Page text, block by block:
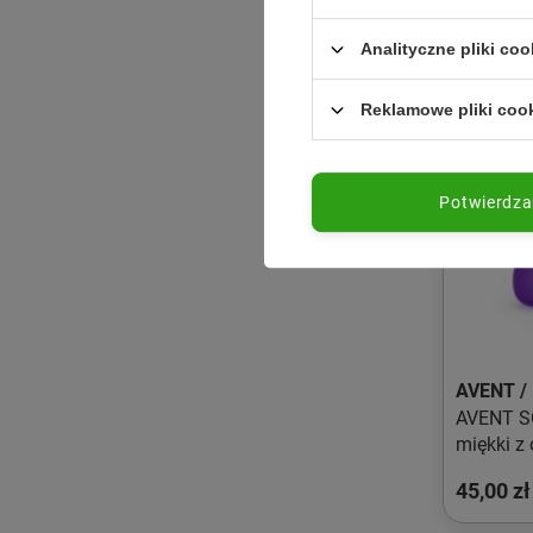
AVENT /
AVENT
miękki z
45,00 zł
Analityczne pliki
Reklamowe pliki